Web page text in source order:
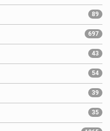
89
697
43
54
39
35